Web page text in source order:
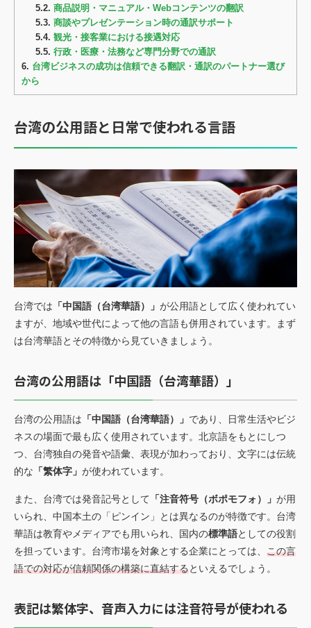
5.2. 商品説明・マニュアル・Webコンテンツの翻訳
5.3. 商談やプレゼンテーション時の通訳サポート
5.4. 観光・接客業における接遇対応
5.5. 行政・医療・法務など専門分野での通訳
6. 台湾ビジネスの成功は信頼できる翻訳・通訳のパートナー選び
から
台湾の公用語と日常で使われる言語
台湾では 「中国語（台湾華語）」 が公用語として広く使われてい
ますが、地域や世代によって他の言語も併用されています。まず
は台湾華語とその特徴から見ていきましょう。
台湾の公用語は「中国語（台湾華語）」
台湾の公用語は 「中国語（台湾華語）」 であり、日常生活やビジ
ネスの場面で最も広く使用されています。北京語をもとにしつ
つ、台湾独自の発音や語彙、表現が加わっており、文字には伝統
的な 「繁体字」 が使われています。
また、台湾では発音記号として 「注音符号（ボポモフォ）」 が用
いられ、中国本土の「ピンイン」とは異なるのが特徴です。台湾
華語は教育やメディアでも用いられ、国内の標準語としての役割
を担っています。台湾市場を対象とする企業にとっては、 この言
語での対応が信頼関係の構築に直結するといえるでしょう。
表記は繁体字、音声入力には注音符号が使われる